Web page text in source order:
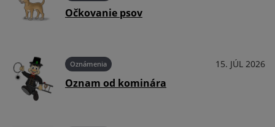
Očkovanie psov
Oznámenia 15. JÚL 2026
Oznam od kominára